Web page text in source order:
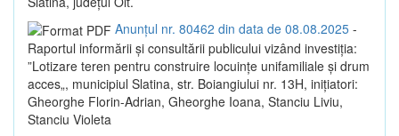
Anunțul nr. 80462 din data de 08.08.2025 -
Raportul informării și consultării publicului vizând investiția:
”Lotizare teren pentru construire locuințe unifamiliale și drum
acces„, municipiul Slatina, str. Boiangiului nr. 13H, inițiatori:
Gheorghe Florin-Adrian, Gheorghe Ioana, Stanciu Liviu,
Stanciu Violeta